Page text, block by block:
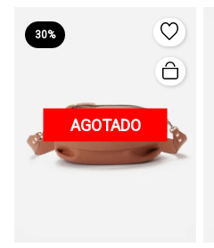
30%
AGOTADO